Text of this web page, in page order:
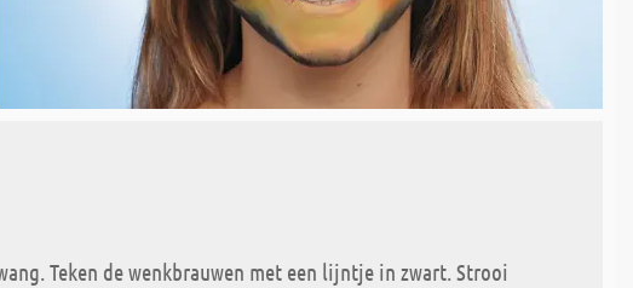
Teken de wenkbrauwen met een lijntje in zwart. Strooi